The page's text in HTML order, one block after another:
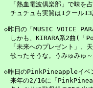
「熱血電波倶楽部」で味を占
チュチュも実質は1クール13
◇昨日の「MUSIC VOICE
しかも、KIRARA系2曲(「
「未来へのプレゼント」、
歌ったそうな。うみゅみゅ～
◇昨日のPinkPineappleイベン
来年の2/16に「